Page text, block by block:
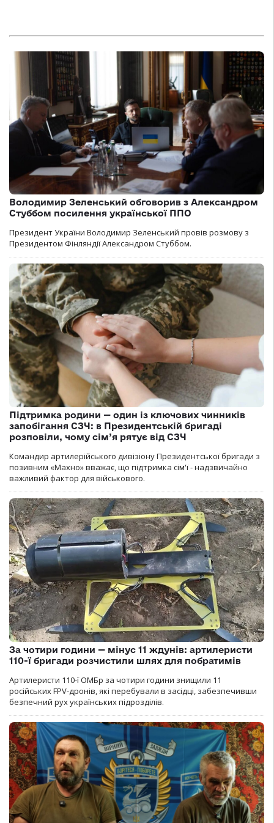
Володимир Зеленський обговорив з Александром
Стуббом посилення української ППО
Президент України Володимир Зеленський провів розмову з
Президентом Фінляндії Александром Стуббом.
Підтримка родини — один із ключових чинників
запобігання СЗЧ: в Президентській бригаді
розповіли, чому сім’я рятує від СЗЧ
Командир артилерійського дивізіону Президентської бригади з
позивним «Махно» вважає, що підтримка сім'ї - надзвичайно
важливий фактор для військового.
За чотири години — мінус 11 ждунів: артилеристи
110-ї бригади розчистили шлях для побратимів
Артилеристи 110-ї ОМБр за чотири години знищили 11
російських FPV-дронів, які перебували в засідці, забезпечивши
безпечний рух українських підрозділів.